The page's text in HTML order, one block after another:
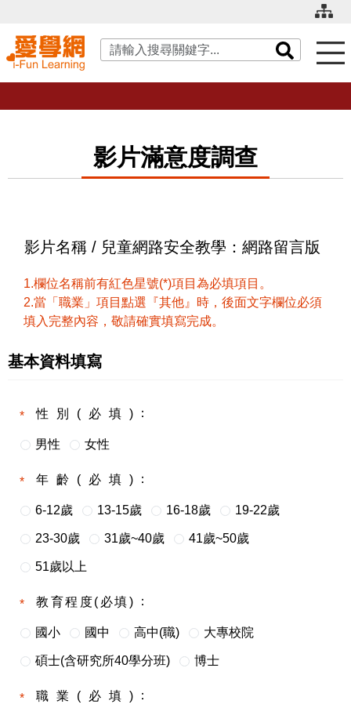
關鍵字搜尋
影片滿意度調查
影片名稱 / 兒童網路安全教學：網路留言版
1.欄位名稱前有紅色星號(*)項目為必填項目。
2.當「職業」項目點選『其他』時，後面文字欄位必須
填入完整內容，敬請確實填寫完成。
基本資料填寫
性別(必填)
男性 女性
年齡(必填)
6-12歲 13-15歲 16-18歲 19-22歲
23-30歲 31歲~40歲 41歲~50歲
51歲以上
教育程度(必填)
國小 國中 高中(職) 大專校院
碩士(含研究所40學分班) 博士
職業(必填)